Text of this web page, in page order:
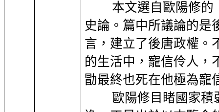
本文選自歐陽修的
史論。篇中所議論的是
言，建立了後唐政權。
的生活中，寵信伶人，
勖最終也死在他極為寵
歐陽修目睹國家